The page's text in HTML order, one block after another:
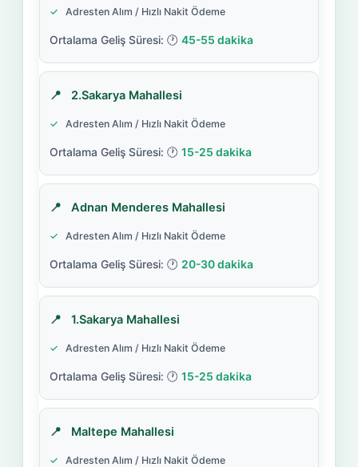
Adresten Alım / Hızlı Nakit Ödeme
45-55 dakika
2.Sakarya Mahallesi
Adresten Alım / Hızlı Nakit Ödeme
15-25 dakika
Adnan Menderes Mahallesi
Adresten Alım / Hızlı Nakit Ödeme
20-30 dakika
1.Sakarya Mahallesi
Adresten Alım / Hızlı Nakit Ödeme
15-25 dakika
Maltepe Mahallesi
Adresten Alım / Hızlı Nakit Ödeme